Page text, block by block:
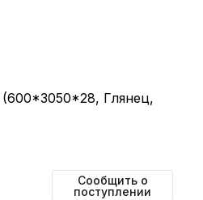
Глянец,
Сообщить о
поступлении